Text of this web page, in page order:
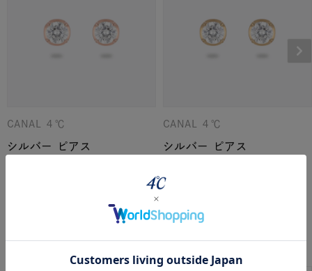
CANAL ４℃
シルバー ピアス
CANAL ４℃
シルバー ピアス
こちらの商品もおすすめです